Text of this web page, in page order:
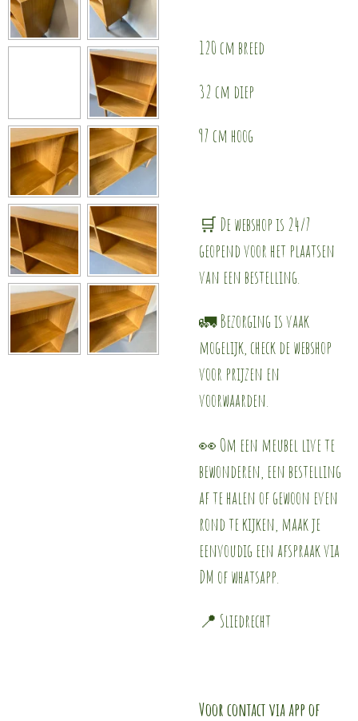
120 cm breed
32 cm diep
97 cm hoog
🛒 De webshop is 24/7
geopend voor het plaatsen
van een bestelling.
🚛 Bezorging is vaak
mogelijk, check de webshop
voor prijzen en
voorwaarden.
👀 Om een meubel live te
bewonderen, een bestelling
af te halen of gewoon even
rond te kijken, maak je
eenvoudig een afspraak via
DM of whatsapp.
📍 Sliedrecht
Voor contact via app of